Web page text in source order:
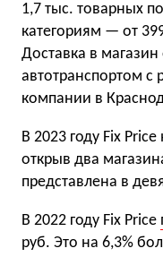
1,7 тыс. товарных
категориям — от
Доставка в магазин
автотранспортом с
компании в
В 2023 году Fix
открыв два
представлена в
В 2022 году Fix Price
руб. Это на 6,3%